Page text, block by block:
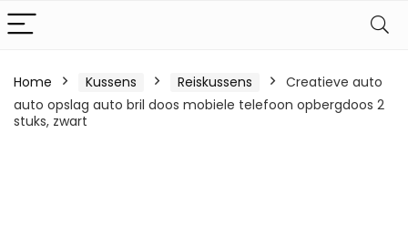
Home Kussens Reiskussens
Creatieve auto
auto opslag auto bril doos mobiele telefoon opbergdoos 2
stuks, zwart